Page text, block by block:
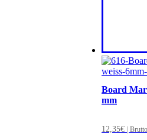
Board
mm
12,35€ | Brutto